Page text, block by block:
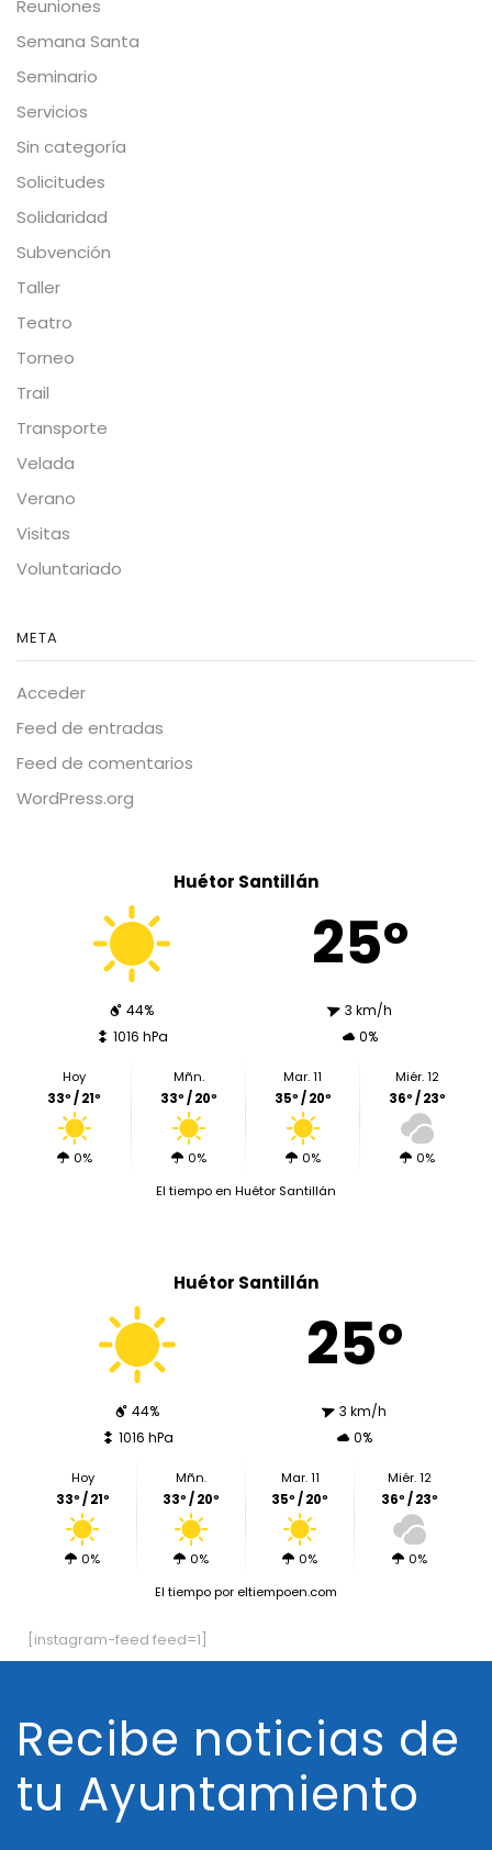
Reuniones
Semana Santa
Seminario
Servicios
Sin categoría
Solicitudes
Solidaridad
Subvención
Taller
Teatro
Torneo
Trail
Transporte
Velada
Verano
Visitas
Voluntariado
META
Acceder
Feed de entradas
Feed de comentarios
WordPress.org
Huétor Santillán
25º
44%
3 km/h
1016 hPa
0%
Hoy
33º / 21º
0%
Mñn.
33º / 20º
0%
Mar. 11
35º / 20º
0%
Miér. 12
36º / 23º
0%
El tiempo en Huétor Santillán
Huétor Santillán
25º
44%
3 km/h
1016 hPa
0%
Hoy
33º / 21º
0%
Mñn.
33º / 20º
0%
Mar. 11
35º / 20º
0%
Miér. 12
36º / 23º
0%
El tiempopor eltiempoen.com
[instagram-feed feed=1]
Recibe noticias de
tu Ayuntamiento